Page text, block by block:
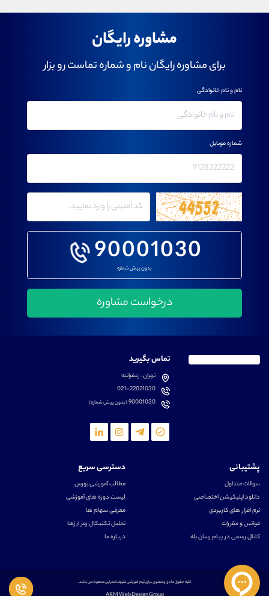
مشاوره رایگان
برای مشاوره رایگان نام و شماره تماست رو بزار
90001030
بدون پیش شماره
نام و نام خانوادگی
شماره موبایل
تماس بگیرید
تهران، زعفرانیه
021-22021030
90001030(بدون پیش شماره)
پشتیبانی
سوالات متداول
دانلود اپلیکیشن اختصاصی
نرم افزار های کاربردی
قوانین و مقررات
کانال رسمی در پیام رسان بله
دسترسی سریع
مطالب آموزشی بورس
لیست دوره های آموزشی
معرفی سهام ها
تحلیل تکنیکال رمز ارزها
درباره ما
کلیه حقوق مادی و معنوی برای تیم آموزشی علیرضا محرابی محفوظ می باشد.